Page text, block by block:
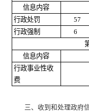
信息内容
行政处罚
57
行政强制
6
信息内容
行政事业性收
费
三、收到和处理政府